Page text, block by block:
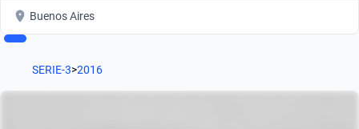
Buenos Aires
SERIE-3>2016